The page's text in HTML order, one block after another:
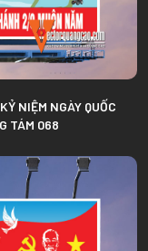
NIỆM NGÀY QUỐC
TÁM 068